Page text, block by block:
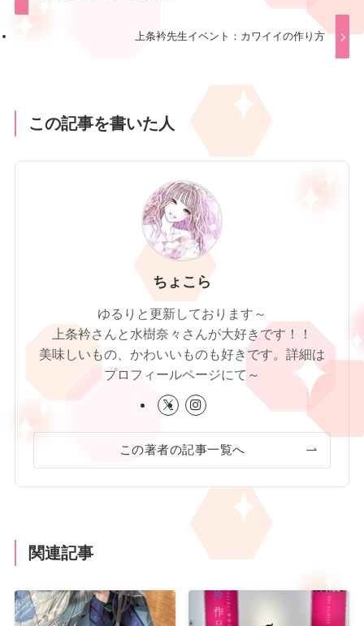
上条衿先生イベント：カワイイの作り方
この記事を書いた人
ちょこら
ゆるりと更新しております～
上条衿さんと水樹奈々さんが大好きです！！
美味しいもの、かわいいものも好きです。詳細は
プロフィールページにて～
この著者の記事一覧へ
関連記事